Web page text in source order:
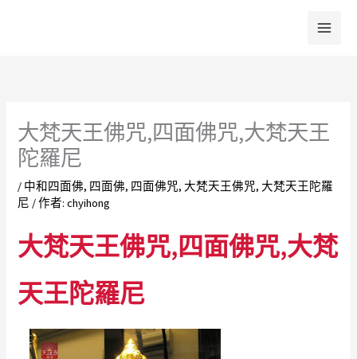
大梵天王佛咒,四面佛咒,大梵天王
陀羅尼
/ 中和四面佛, 四面佛, 四面佛咒,大梵天王佛咒,大梵天王陀羅
尼 / 作者:chyihong
大梵天王佛咒,四面佛咒,大梵
天王陀羅尼